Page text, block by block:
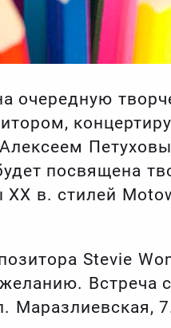
очередную
посвящена
в. стилей
Stevie
Встреча
Маразлиевская,